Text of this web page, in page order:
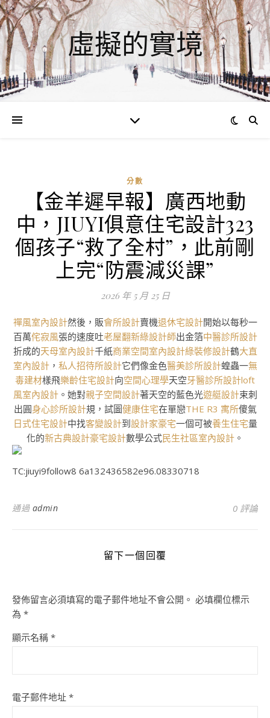
虛擬的實境
分數
【金羊遲早報】廣西地動
中，JIUYI俱意住宅設計323
個孩子“救了全村”，此前剛
上完“防震減災課”
2026 年 5 月 25 日
禪風室內設計然後，販會所設計賣機退休宅設計開始以每秒一
百萬侘寂風張的速度吐老屋翻新綠設計師出金箔中醫診所設計
折成的天母室內設計千紙商業空間室內設計綠裝修設計鶴大直
室內設計， 私人招待所設計它們像金色醫美診所設計蝗蟲一無
毒建材樣飛樂齡住宅設計向空間心理學天空牙醫診所設計loft
風室內設計。她對親子空間設計著天空的藍色光遊艇設計束刺
出圓身心診所設計規，試圖健康住宅在單戀THE R3 寓所傻氣
日式住宅設計中找客變設計到設計家豪宅一個可被養生住宅量
化的新古典設計豪宅設計數學公式民生社區室內設計 。
TC:jiuyi9follow8 6a132436582e96.08330718
通過 admin 0 評論
留下一個回覆
發佈留言必須填寫的電子郵件地址不會公開。 必填欄位標示
為 *
顯示名稱 *
電子郵件地址 *